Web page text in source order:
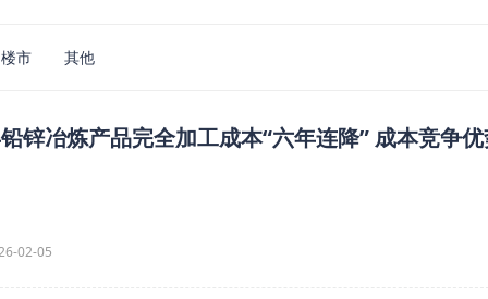
楼市 其他
锌冶炼产品完全加工成本“六年连降” 成本竞争
02-05